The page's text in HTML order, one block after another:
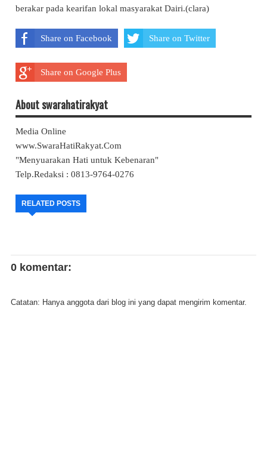
berakar pada kearifan lokal masyarakat Dairi.(clara)
Share on Facebook Share on Twitter
Share on Google Plus
About swarahatirakyat
Media Online
www.SwaraHatiRakyat.Com
"Menyuarakan Hati untuk Kebenaran"
Telp.Redaksi : 0813-9764-0276
RELATED POSTS
0 komentar:
Catatan: Hanya anggota dari blog ini yang dapat mengirim komentar.